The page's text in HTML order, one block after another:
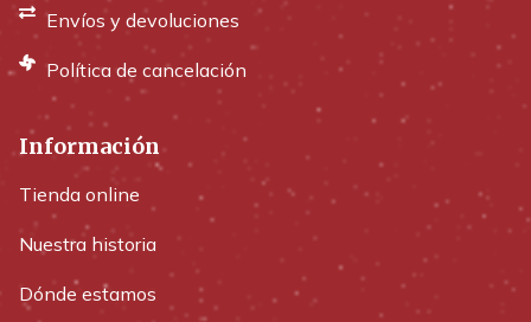
Envíos y devoluciones
Política de cancelación
Información
Tienda online
Nuestra historia
Dónde estamos